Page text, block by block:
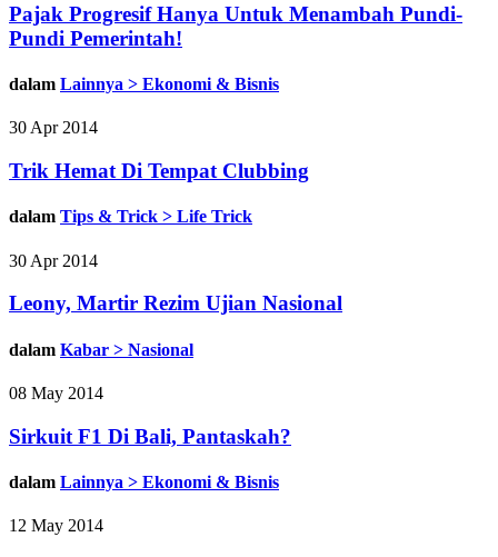
Pajak Progresif Hanya Untuk Menambah Pundi-
Pundi Pemerintah!
dalam Lainnya > Ekonomi & Bisnis
30 Apr 2014
Trik Hemat Di Tempat Clubbing
dalam Tips & Trick > Life Trick
30 Apr 2014
Leony, Martir Rezim Ujian Nasional
dalam Kabar > Nasional
08 May 2014
Sirkuit F1 Di Bali, Pantaskah?
dalam Lainnya > Ekonomi & Bisnis
12 May 2014